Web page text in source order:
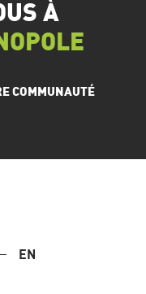
À
COMMUNAUTÉ
EN